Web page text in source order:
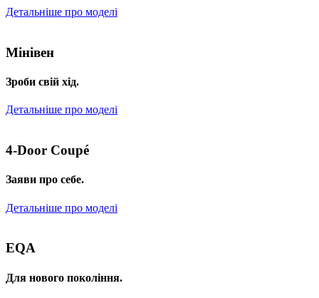
Детальніше про моделі
Мінівен
Зроби свій хід.
Детальніше про моделі
4-Door Coupé
Заяви про себе.
Детальніше про моделі
EQA
Для нового покоління.